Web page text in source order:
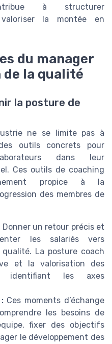
à structurer
la montée en
du manager
de la qualité
la posture de
ne se limite pas à
outils concrets pour
dans leur
Ces outils de coaching
propice à la
des membres de
Donner un retour précis et
les salariés vers
La posture coach
et la valorisation des
identifiant les axes
Ces moments d’échange
les besoins de
fixer des objectifs
le développement des